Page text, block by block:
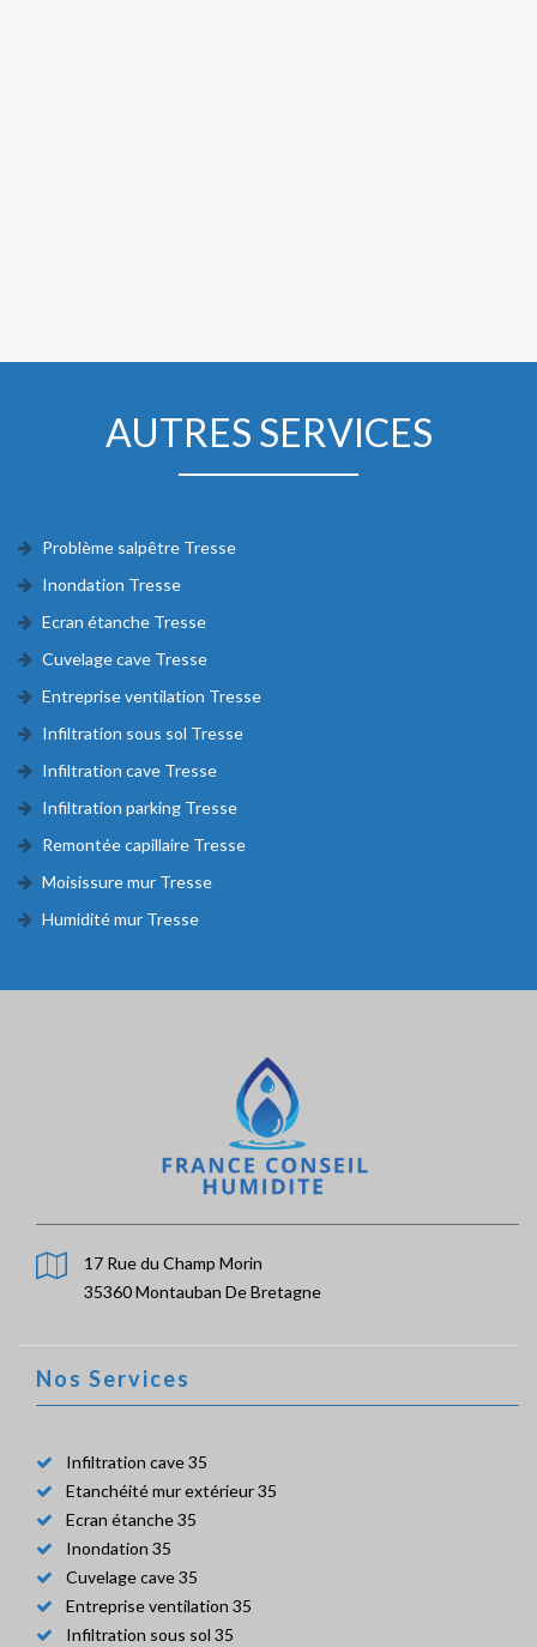
AUTRES SERVICES
Problème salpêtre Tresse
Inondation Tresse
Ecran étanche Tresse
Cuvelage cave Tresse
Entreprise ventilation Tresse
Infiltration sous sol Tresse
Infiltration cave Tresse
Infiltration parking Tresse
Remontée capillaire Tresse
Moisissure mur Tresse
Humidité mur Tresse
17 Rue du Champ Morin
35360 Montauban De Bretagne
Nos Services
Infiltration cave 35
Etanchéité mur extérieur 35
Ecran étanche 35
Inondation 35
Cuvelage cave 35
Entreprise ventilation 35
Infiltration sous sol 35